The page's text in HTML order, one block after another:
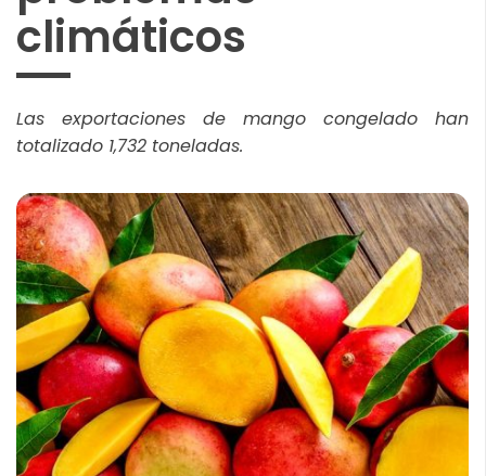
climáticos
Las exportaciones de mango congelado han
totalizado 1,732 toneladas.